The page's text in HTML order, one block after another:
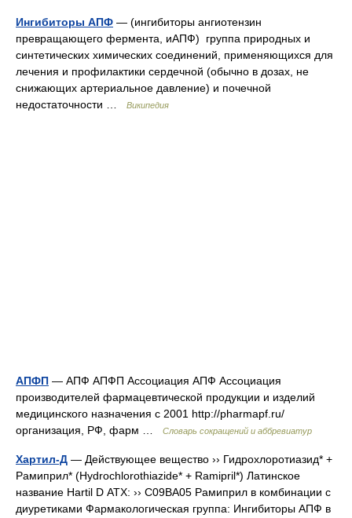
Ингибиторы АПФ — (ингибиторы ангиотензин
превращающего фермента, иАПФ) группа природных и
синтетических химических соединений, применяющихся для
лечения и профилактики сердечной (обычно в дозах, не
снижающих артериальное давление) и почечной
недостаточности …
Википедия
АПФП — АПФ АПФП Ассоциация АПФ Ассоциация
производителей фармацевтической продукции и изделий
медицинского назначения с 2001 http://pharmapf.ru/​
организация, РФ, фарм …
Словарь сокращений и аббревиатур
Хартил-Д — Действующее вещество ›› Гидрохлоротиазид* +
Рамиприл* (Hydrochlorothiazide* + Ramipril*) Латинское
название Hartil D АТХ: ›› C09BA05 Рамиприл в комбинации с
диуретиками Фармакологическая группа: Ингибиторы АПФ в